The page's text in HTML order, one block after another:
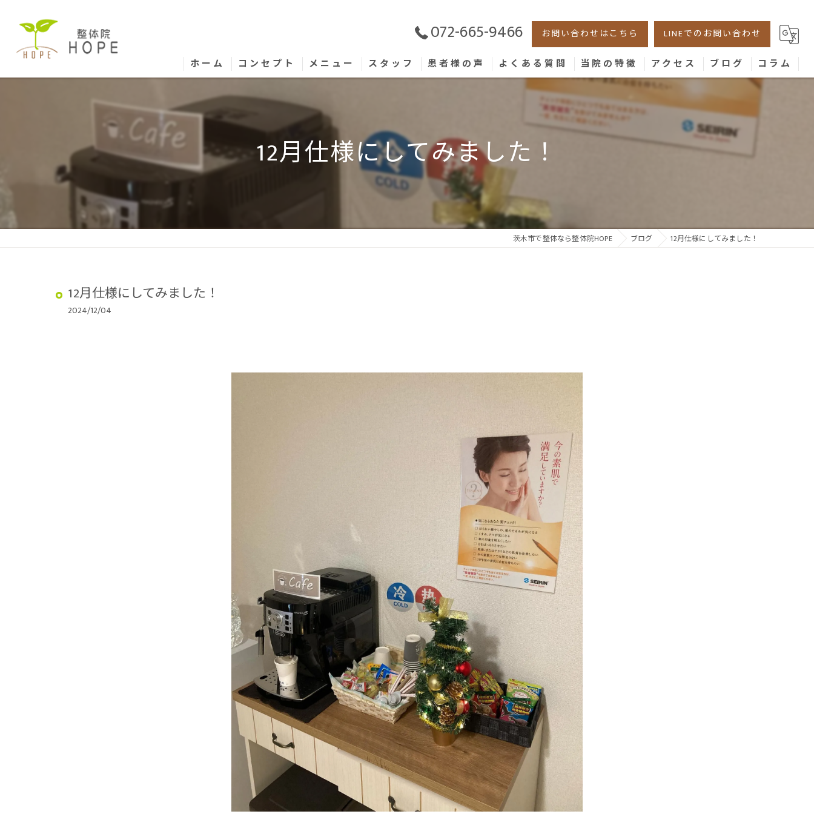
072-665-9466 お問い合わせはこちら LINEでのお問い合わせ
ホーム コンセプト メニュー スタッフ 患者様の声 よくある質問 当院の特徴
美容鍼
腰痛
アクセス ブログ コラム
12月仕様にしてみました！
茨木市で整体なら整体院HOPE ブログ 12月仕様にしてみました！
12月仕様にしてみました！
2024/12/04